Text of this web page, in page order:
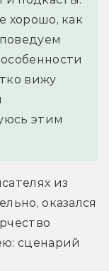
хорошо, как
вижу
этим
из
оказался
сценарий